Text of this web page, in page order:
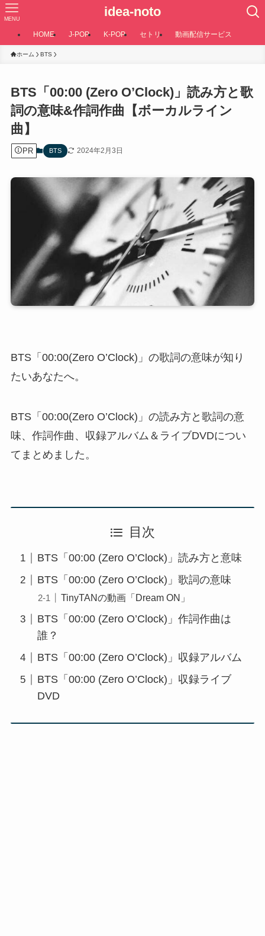
idea-noto
MENU
HOME J-POP K-POP セトリ 動画配信サービス
ホーム BTS
BTS「00:00 (Zero O’Clock)」読み方と歌
詞の意味&作詞作曲【ボーカルライン
曲】
PR BTS 2024年2月3日
BTS「00:00(Zero O’Clock)」の歌詞の意味が知り
たいあなたへ。
BTS「00:00(Zero O’Clock)」の読み方と歌詞の意
味、作詞作曲、収録アルバム＆ライブDVDについ
てまとめました。
目次
BTS「00:00 (Zero O’Clock)」読み方と意味
BTS「00:00 (Zero O’Clock)」歌詞の意味
TinyTANの動画「Dream ON」
BTS「00:00 (Zero O’Clock)」作詞作曲は
誰？
BTS「00:00 (Zero O’Clock)」収録アルバム
BTS「00:00 (Zero O’Clock)」収録ライブ
DVD